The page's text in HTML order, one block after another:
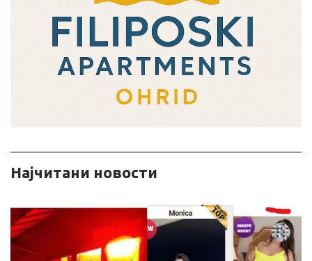
ㅤㅤНајчитани новости